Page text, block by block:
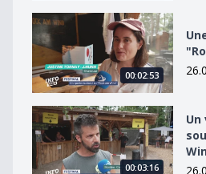
Une perle musicale au
00:02:53
Un vent de fraîcheur souffle
00:03:16